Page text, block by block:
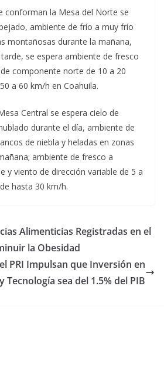
conforman la Mesa del Norte se
ambiente de frío a muy frío
montañosas durante la mañana,
se espera ambiente de fresco
componente norte de 10 a 20
a 60 km/h en Coahuila.
Central se espera cielo de
durante el día, ambiente de
de niebla y heladas en zonas
ambiente de fresco a
y viento de dirección variable de 5 a
hasta 30 km/h.
Alimenticias Registradas en el
la Obesidad
PRI Impulsan que Inversión en
Tecnología sea del 1.5% del PIB